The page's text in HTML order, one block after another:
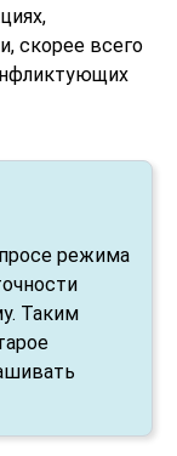
скорее всего
режима
Таким